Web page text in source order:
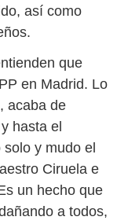
así como
que
en Madrid. Lo
acaba de
y hasta el
y mudo el
Ciruela e
un hecho que
a todos,